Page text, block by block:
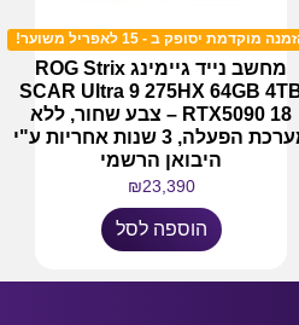
מוקדמת יסופק ב - 15 לאפריל משוער!
מחשב נייד גיימינג ROG Strix
SCAR Ultra 9 275HX 64GB
RTX5090 18 – צבע שחור, ללא
מערכת הפעלה, 3 שנות אחריות ע"י
היבואן הרשמי
₪23,390
הוספה לסל